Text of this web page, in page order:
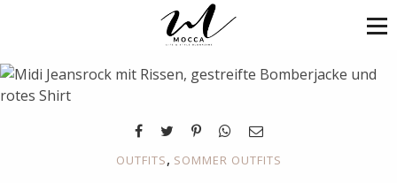
OUTFITS, SOMMER OUTFITS